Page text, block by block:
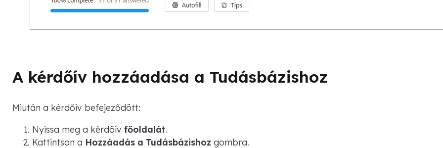
A kérdőív hozzáadása a Tudásbázishoz
Miután a kérdőív befejeződött:
Nyissa meg a kérdőív főoldalát.
Kattintson a Hozzáadás a Tudásbázishoz gombra.